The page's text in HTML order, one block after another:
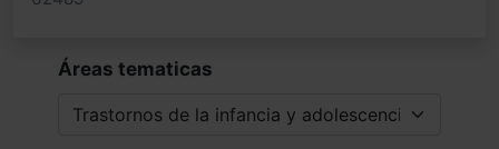
Áreas tematicas